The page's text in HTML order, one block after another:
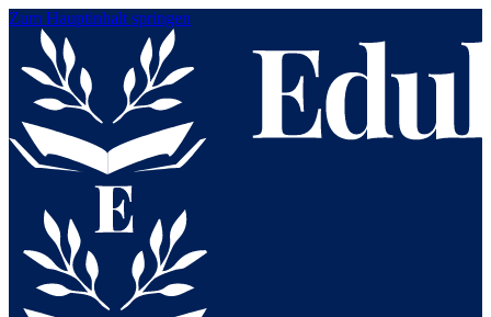
Zum Hauptinhalt springen